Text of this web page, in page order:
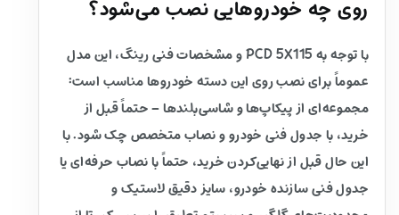
روی چه خودروهایی نصب می‌شود؟
با توجه به PCD 5X115 و مشخصات فنی رینگ، این مدل
عموماً برای نصب روی این دسته خودروها مناسب است:
مجموعه‌ای از پیکاپ‌ها و شاسی‌بلندها – حتماً قبل از
خرید، با جدول فنی خودرو و نصاب متخصص چک شود. با
این حال قبل از نهایی‌کردن خرید، حتماً با نصاب حرفه‌ای یا
جدول فنی سازنده خودرو، سایز دقیق لاستیک و